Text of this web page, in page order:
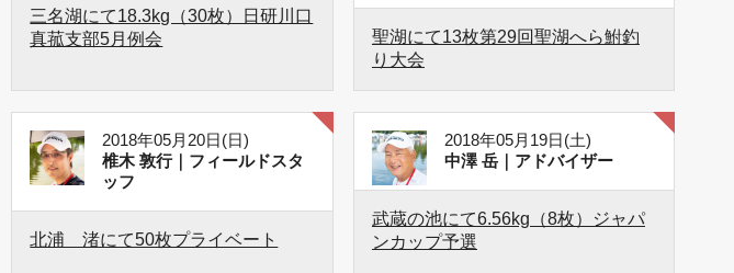
三名湖にて18.3kg（30枚）日研川口
真菰支部5月例会
聖湖にて13枚第29回聖湖へら鮒釣
り大会
2018年05月20日(日)
椎木 敦行｜フィールドスタ
ッフ
北浦 渚にて50枚プライベート
2018年05月19日(土)
中澤 岳｜アドバイザー
武蔵の池にて6.56kg（8枚）ジャパ
ンカップ予選